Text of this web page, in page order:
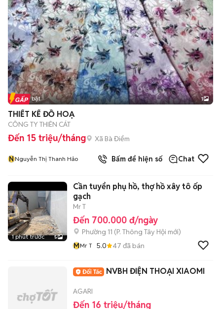
Tin nổi bật 1
THIẾT KẾ ĐỒ HOẠ
CÔNG TY THIÊN CÁT
Đến 15 triệu/tháng Xã Bà Điểm
NNguyễn Thị Thanh Hảo Bấm để hiện số Chat
1 phút trước 5
Cần tuyển phụ hồ, thợ hồ xây tô ốp
gạch
Mr T
Đến 700.000 đ/ngày
Phường 11 (P. Thông Tây Hội mới)
MMr T 5.0 47 đã bán
NVBH ĐIỆN THOẠI XIAOMI
AGARI
Đến 16 triệu/tháng